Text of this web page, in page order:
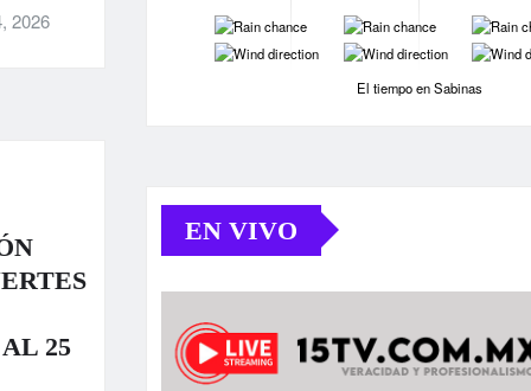
2026
25
-
-
-
-
-
-
El tiempo en Sabinas
EN VIVO